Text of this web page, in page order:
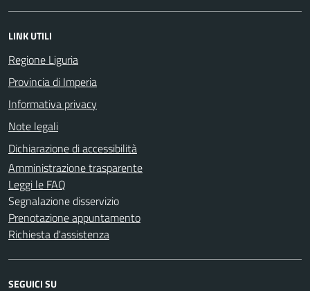
LINK UTILI
Regione Liguria
Provincia di Imperia
Informativa privacy
Note legali
Dichiarazione di accessibilità
Amministrazione trasparente
Leggi le FAQ
Segnalazione disservizio
Prenotazione appuntamento
Richiesta d'assistenza
SEGUICI SU